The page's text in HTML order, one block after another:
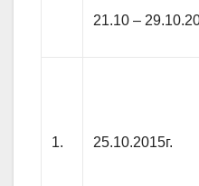
21.10 –
1. 25.10.2015г.